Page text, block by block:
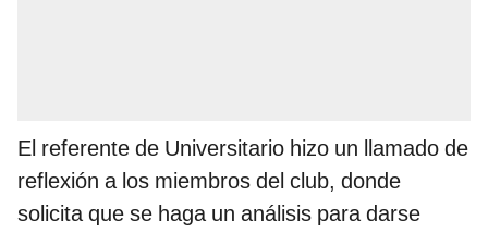
El referente de Universitario hizo un llamado de
reflexión a los miembros del club, donde
solicita que se haga un análisis para darse